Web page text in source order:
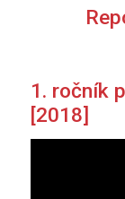
1. ročník
[2018]